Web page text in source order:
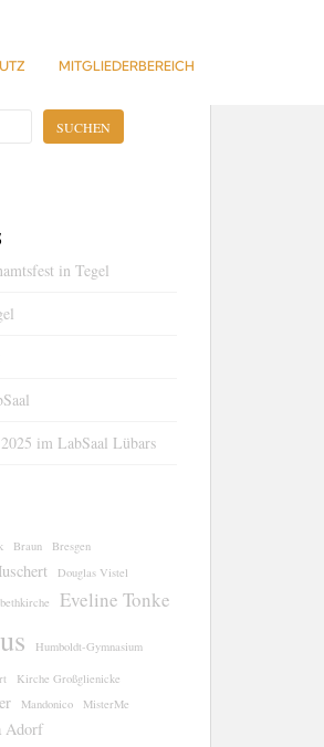
MITGLIEDERBEREICH
SUCHEN
in Tegel
im LabSaal Lübars
Braun
Bresgen
Douglas Vistel
Eveline Tonke
Humboldt-Gymnasium
Kirche Großglienicke
Mandonico MisterMe
Adorf